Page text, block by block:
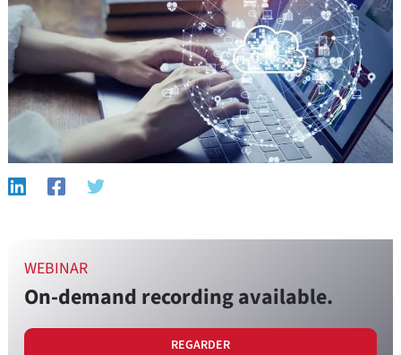
WEBINAR
On-demand recording available.
REGARDER